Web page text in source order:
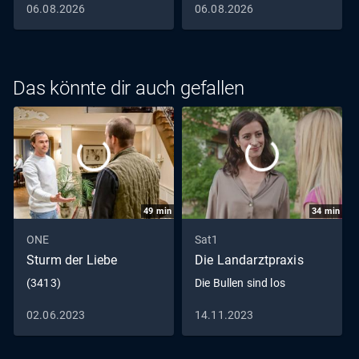
06.08.2026 06.08.2026
Das könnte dir auch gefallen
49 min
ONE
Sturm der Liebe
(3413)
02.06.2023
34 min
Sat1
Die Landarztpraxis
Die Bullen sind los
14.11.2023